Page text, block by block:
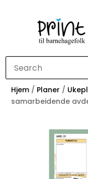
Hjem / Planer /
samarbeidende